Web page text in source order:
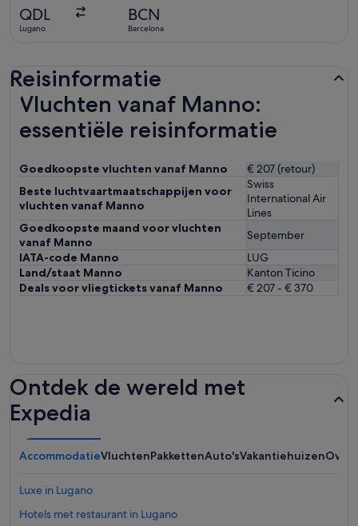
QDL
Lugano
BCN
Barcelona
Reisinformatie
Vluchten vanaf Manno:
essentiële reisinformatie
Goedkoopste vluchten vanaf Manno
€ 207 (retour)
Beste luchtvaartmaatschappijen voor
vluchten vanaf Manno
Swiss
International Air
Lines
Goedkoopste maand voor vluchten
vanaf Manno
September
IATA-code Manno
LUG
Land/staat Manno
Kanton Ticino
Deals voor vliegtickets vanaf Manno
€ 207 - € 370
Ontdek de wereld met
Expedia
AccommodatieVluchtenPakkettenAuto'sVakantiehuizen
Luxe in Lugano
Hotels met restaurant in Lugano